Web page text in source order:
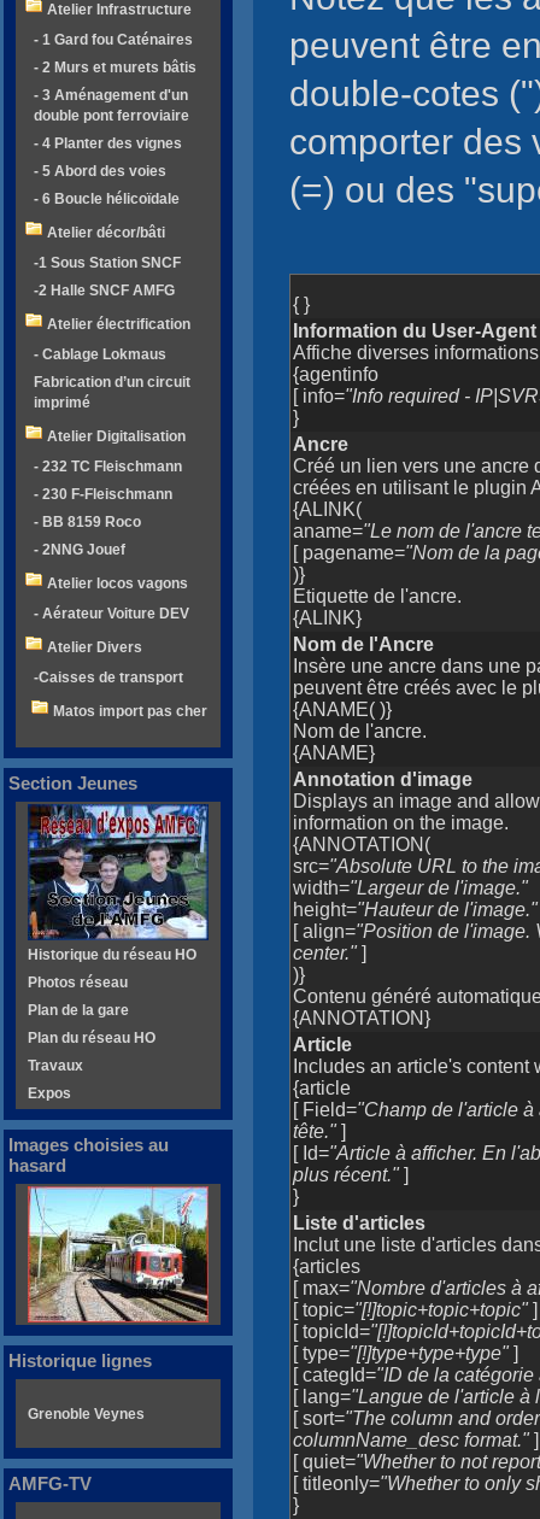
peuvent être
double-cotes
comporter des
(=) ou des
{ }
Information du User-Agent
Affiche diverses
{agentinfo
[ info="Info required -
}
Ancre
Créé un lien vers une ancre
créées en utilisant le plugin
{ALINK(
aname="Le nom de l'ancre
[ pagename="Nom de la
)}
Etiquette de l'ancre.
{ALINK}
Nom de l'Ancre
Insère une ancre dans une
peuvent être créés avec le
{ANAME( )}
Nom de l'ancre.
{ANAME}
Annotation d'image
Displays an image and
information on the image.
{ANNOTATION(
src="Absolute URL to the
width="Largeur de l'image."
height="Hauteur de l'image."
[ align="Position de l'image.
center."]
)}
Contenu généré
{ANNOTATION}
Article
Includes an article's content
{article
[ Field="Champ de l'article à
tête."]
[ Id="Article à afficher. En
plus récent."]
}
Liste d'articles
Inclut une liste d'articles
{articles
[ max="Nombre d'articles à
[ topic="[!]topic+topic+topic"]
[ topicId=
[ type="[!]type+type+type"]
[ categId="ID de la catégorie
[ lang="Langue de l'article à
[ sort="The column and
columnName_desc format."]
[ quiet="Whether to not
[ titleonly="Whether to only
}
Atelier Infrastructure
- 1 Gard fou Caténaires
- 2 Murs et murets bâtis
- 3 Aménagement d'un
double pont ferroviaire
- 4 Planter des vignes
- 5 Abord des voies
- 6 Boucle hélicoïdale
Atelier décor/bâti
-1 Sous Station SNCF
-2 Halle SNCF AMFG
Atelier électrification
- Cablage Lokmaus
Fabrication d’un circuit
imprimé
Atelier Digitalisation
- 232 TC Fleischmann
- 230 F-Fleischmann
- BB 8159 Roco
- 2NNG Jouef
Atelier locos vagons
- Aérateur Voiture DEV
Atelier Divers
-Caisses de transport
Matos import pas cher
Section Jeunes
Historique du réseau HO
Photos réseau
Plan de la gare
Plan du réseau HO
Travaux
Expos
Images choisies au
hasard
Historique lignes
Grenoble Veynes
AMFG-TV